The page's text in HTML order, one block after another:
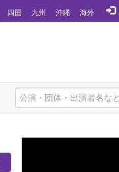
四国 九州 沖縄 海外